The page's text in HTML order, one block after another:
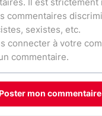
Poster mon commentaire